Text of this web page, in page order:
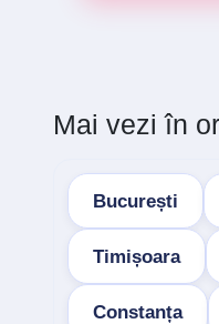
Mai vezi în
București
Timișoara
Constanța